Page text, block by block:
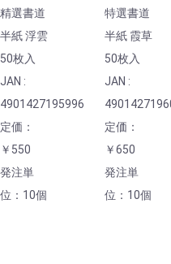
精選書道
半紙 浮雲
50枚入
JAN :
4901427195996
定価：
￥550
発注単
位：10個
特選書道
半紙 霞草
50枚入
JAN :
定価：
￥650
発注単
位：10個